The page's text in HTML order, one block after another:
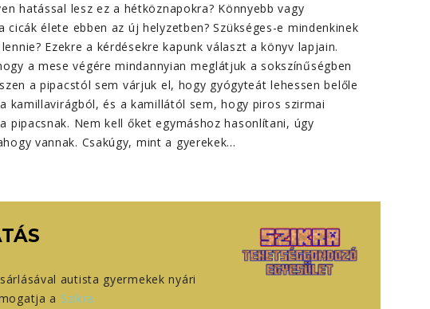
hatással lesz ez a hétköznapokra? Könnyebb vagy
cicák élete ebben az új helyzetben? Szükséges-e mindenkinek
Ezekre a kérdésekre kapunk választ a könyv lapjain.
a mese végére mindannyian meglátjuk a sokszínűségben
a pipacstól sem várjuk el, hogy gyógyteát lehessen belőle
kamillavirágból, és a kamillától sem, hogy piros szirmai
pipacsnak. Nem kell őket egymáshoz hasonlítani, úgy
vannak. Csakúgy, mint a gyerekek…
autista gyermekek nyári
a Szikra